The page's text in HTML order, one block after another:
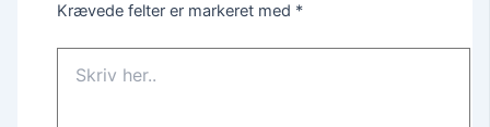
Krævede felter er markeret med *
her..